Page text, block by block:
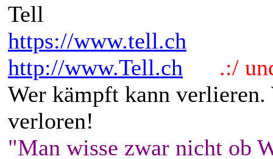
Tell
https://www.tell.ch
http://www.Tell.ch
.:/
Wer kämpft kann
verloren!
"Man wisse zwar nicht ob